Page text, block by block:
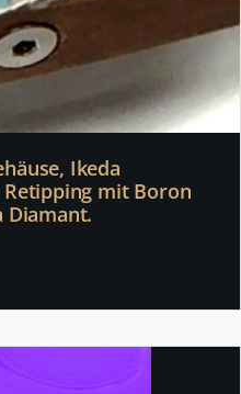
Ikeda
Retipping mit Boron
Diamant.